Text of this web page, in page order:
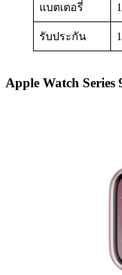
แบตเตอรี่
รับประกัน
Apple Watch Series